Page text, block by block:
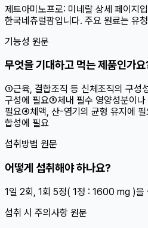
제트아미노프로: 미네랄 상세 페이지
한국네츄럴팜입니다. 주요 원료는 유
기능성 원문
무엇을 기대하고 먹는 제품인가요
①근육, 결합조직 등 신체조직의 구성
구성에 필요③체내 필수 영양성분이나
필요④체액, 산-염기의 균형 유지에
합성에 필요
섭취방법 원문
어떻게 섭취해야 하나요?
1일 2회, 1회 5정( 1정 : 1600 mg )을
섭취 시 주의사항 원문